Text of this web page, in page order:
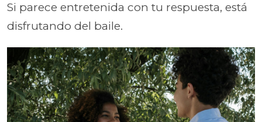
Si parece entretenida con tu respuesta, está
disfrutando del baile.